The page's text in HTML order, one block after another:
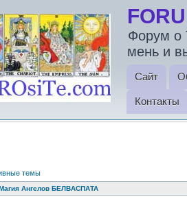
Форум о
мень и
Сайт
Контакты
темы
Ангелов БЕЛВАСПАТА